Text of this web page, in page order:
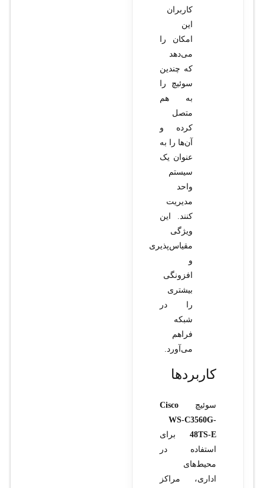
کاربران
این
امکان را
می‌دهد
که چندین
سوئیچ را
به هم
متصل
کرده و
آن‌ها را به
عنوان یک
سیستم
واحد
مدیریت
کنند. این
ویژگی
مقیاس‌پذیری
و
افزونگی
بیشتری
را در
شبکه
فراهم
می‌آورد.
کاربردها
سوئیچ Cisco
WS-C3560G-
48TS-Eبرای
استفاده در
محیط‌های
اداری، مراکز